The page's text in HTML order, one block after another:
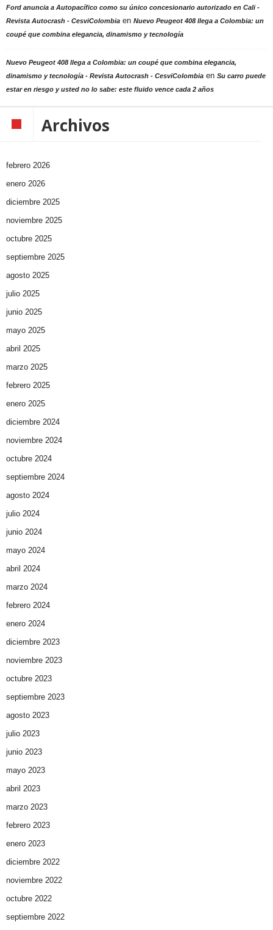
Ford anuncia a Autopacífico como su único concesionario autorizado en Cali -
Revista Autocrash - CesviColombia en Nuevo Peugeot 408 llega a Colombia: un
coupé que combina elegancia, dinamismo y tecnología
Nuevo Peugeot 408 llega a Colombia: un coupé que combina elegancia,
dinamismo y tecnología - Revista Autocrash - CesviColombia en Su carro puede
estar en riesgo y usted no lo sabe: este fluido vence cada 2 años
Archivos
febrero 2026
enero 2026
diciembre 2025
noviembre 2025
octubre 2025
septiembre 2025
agosto 2025
julio 2025
junio 2025
mayo 2025
abril 2025
marzo 2025
febrero 2025
enero 2025
diciembre 2024
noviembre 2024
octubre 2024
septiembre 2024
agosto 2024
julio 2024
junio 2024
mayo 2024
abril 2024
marzo 2024
febrero 2024
enero 2024
diciembre 2023
noviembre 2023
octubre 2023
septiembre 2023
agosto 2023
julio 2023
junio 2023
mayo 2023
abril 2023
marzo 2023
febrero 2023
enero 2023
diciembre 2022
noviembre 2022
octubre 2022
septiembre 2022